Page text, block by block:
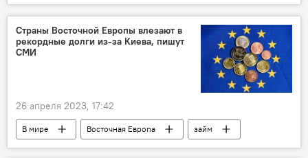
"безвиз"
безвизовый режим
жители
Страны Восточной Европы влезают в
рекордные долги из-за Киева, пишут
СМИ
26 апреля 2023, 17:42
В мире Восточная Европа
займ
траты
Украина кризис